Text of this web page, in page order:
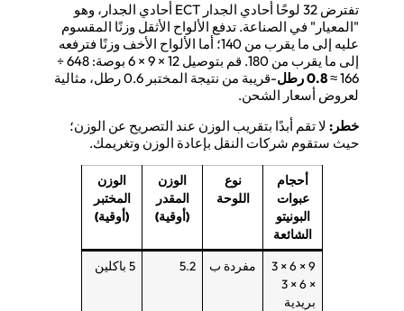
تفترض 32 لوحًا أحادي الجدار ECT أحادي الجدار، وهو
"المعيار" في الصناعة. تدفع الألواح الأثقل وزنًا المقسوم
عليه إلى ما يقرب من 140؛ أما الألواح الأخف وزنًا فترفعه
إلى ما يقرب من 180. قم بتوصيل 12 × 9 × 6 بوصة: 648 ÷
166 ≈
0.8 رطل
-قريبة من نتيجة المختبر 0.6 رطل، مثالية
لعروض أسعار الشحن.
خطر: لا تقم أبدًا بتقريب الوزن عند التصريح عن الوزن؛
حيث ستقوم شركات النقل بإعادة الوزن وتغريمك.
أحجام
عبوات
البونيتو
الشائعة
نوع
اللوحة
الوزن
المقدر
(أوقية)
الوزن
المختبر
(أوقية)
9 × 6 × 3
× 6 × 3
بريدية
مفردة ب 5.2 5 باكلين